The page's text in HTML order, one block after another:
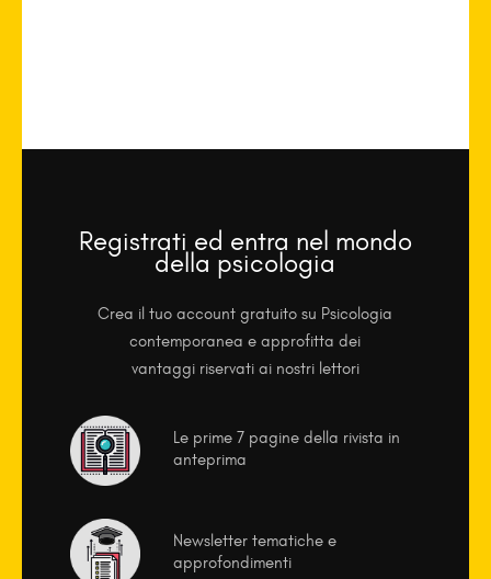
Registrati ed entra nel mondo
della psicologia
Crea il tuo account gratuito su Psicologia
contemporanea e approfitta dei
vantaggi riservati ai nostri lettori
Le prime 7 pagine della rivista in
anteprima
Newsletter tematiche e
approfondimenti